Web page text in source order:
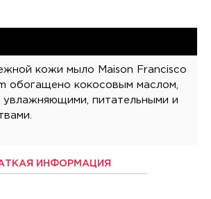
кожи мыло Maison Francisco
обогащено кокосовым маслом,
увлажняющими, питательными и
ИНФОРМАЦИЯ